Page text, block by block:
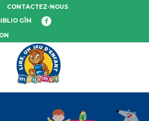
CONTACTEZ-NOUS
GÎM